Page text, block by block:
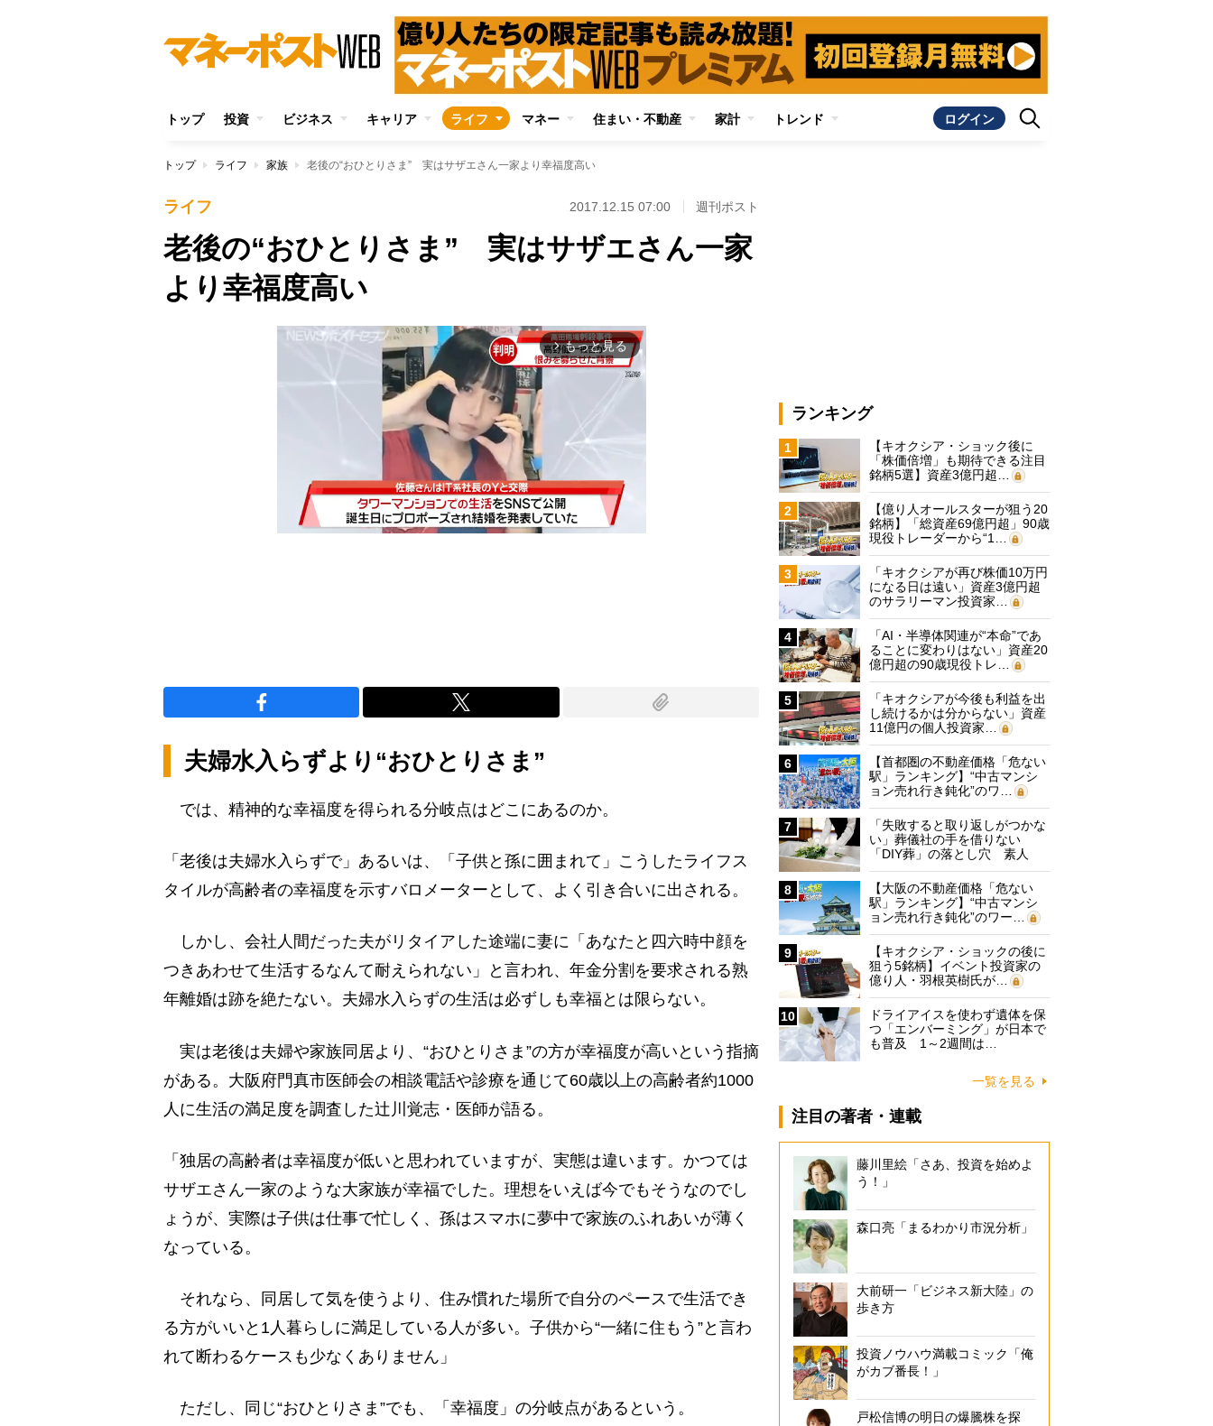
トップ 投資 ビジネス キャリア ライフ マネー 住まい・不動産 家計 トレンド ログイン
トップ ライフ 家族 老後の“おひとりさま” 実はサザエさん一家より幸福度高い
ライフ 2017.12.15 07:00 週刊ポスト
老後の“おひとりさま” 実はサザエさん一家
より幸福度高い
arrow_forward_ios もっと見る
夫婦水入らずより“おひとりさま”
では、精神的な幸福度を得られる分岐点はどこにあるのか。
「老後は夫婦水入らずで」あるいは、「子供と孫に囲まれて」こうしたライフス
タイルが高齢者の幸福度を示すバロメーターとして、よく引き合いに出される。
しかし、会社人間だった夫がリタイアした途端に妻に「あなたと四六時中顔を
つきあわせて生活するなんて耐えられない」と言われ、年金分割を要求される熟
年離婚は跡を絶たない。夫婦水入らずの生活は必ずしも幸福とは限らない。
実は老後は夫婦や家族同居より、“おひとりさま”の方が幸福度が高いという指摘
がある。大阪府門真市医師会の相談電話や診療を通じて60歳以上の高齢者約1000
人に生活の満足度を調査した辻川覚志・医師が語る。
「独居の高齢者は幸福度が低いと思われていますが、実態は違います。かつては
サザエさん一家のような大家族が幸福でした。理想をいえば今でもそうなのでし
ょうが、実際は子供は仕事で忙しく、孫はスマホに夢中で家族のふれあいが薄く
なっている。
それなら、同居して気を使うより、住み慣れた場所で自分のペースで生活でき
る方がいいと1人暮らしに満足している人が多い。子供から“一緒に住もう”と言わ
れて断わるケースも少なくありません」
ただし、同じ“おひとりさま”でも、「幸福度」の分岐点があるという。
ランキング
1
【キオクシア・ショック後に
「株価倍増」も期待できる注目
銘柄5選】資産3億円超…
2
【億り人オールスターが狙う20
銘柄】「総資産69億円超」90歳
現役トレーダーから“1…
3
「キオクシアが再び株価10万円
になる日は遠い」資産3億円超
のサラリーマン投資家…
4
「AI・半導体関連が“本命”であ
ることに変わりはない」資産20
億円超の90歳現役トレ…
5
「キオクシアが今後も利益を出
し続けるかは分からない」資産
11億円の個人投資家…
6
【首都圏の不動産価格「危ない
駅」ランキング】“中古マンシ
ョン売れ行き鈍化”のワ…
7
「失敗すると取り返しがつかな
い」葬儀社の手を借りない
「DIY葬」の落とし穴 素人
に…
8
【大阪の不動産価格「危ない
駅」ランキング】“中古マンシ
ョン売れ行き鈍化”のワー…
9
【キオクシア・ショックの後に
狙う5銘柄】イベント投資家の
億り人・羽根英樹氏が…
10
ドライアイスを使わず遺体を保
つ「エンバーミング」が日本で
も普及 1～2週間は…
一覧を見る
注目の著者・連載
藤川里絵「さあ、投資を始めよ
う！」
森口亮「まるわかり市況分析」
大前研一「ビジネス新大陸」の
歩き方
投資ノウハウ満載コミック「俺
がカブ番長！」
戸松信博の明日の爆騰株を探